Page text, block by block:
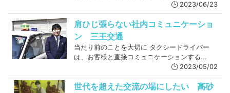
2023/06/23
肩ひじ張らない社内コミュニケーショ
ン 三王交通
当たり前のことを大切に タクシードライバー
は、お客様と直接コミュニケーションする...
2023/05/02
世代を超えた交流の場にしたい 高砂